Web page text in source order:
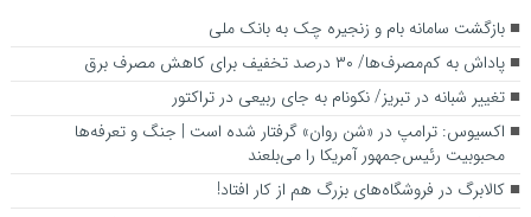
بازگشت سامانه بام و زنجیره چک به بانک ملی
پاداش به کم‌مصرف‌ها/ ۳۰ درصد تخفیف برای کاهش مصرف برق
تغییر شبانه در تبریز/ نکونام به جای ربیعی در تراکتور
اکسیوس: ترامپ در «شن روان» گرفتار شده است | جنگ و تعرفه‌ها
محبوبیت رئیس‌جمهور آمریکا را می‌بلعند
کالابرگ در فروشگاه‌های بزرگ هم از کار افتاد!